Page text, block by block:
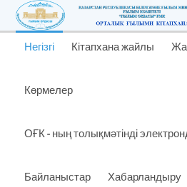
Негізгі Кітапхана жайлы
Көрмелер
ОҒК - ның толықмәтінді
Байланыстар Хабарландыру